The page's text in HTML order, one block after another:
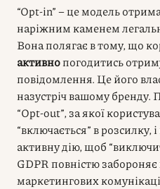
“Opt-in” – це модель
наріжним каменем
Вона полягає в тому, що
активнопогодитись
повідомлення. Це його
назустріч вашому
“Opt-out”, за якої
“включається” в
активну дію, щоб
GDPR повністю
маркетингових